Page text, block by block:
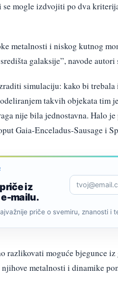
se mogle izdvojiti po dva
metalnosti i niskog kutnog
galaksije”, navode autori
simulaciju: kako bi
takvih objekata tim
nije bila jednostavna. Halo
Gaia-Enceladus-Sausage i
iz
mailu.
priče o svemiru, znanosti i
razlikovati moguće bjegunce
metalnosti i dinamike